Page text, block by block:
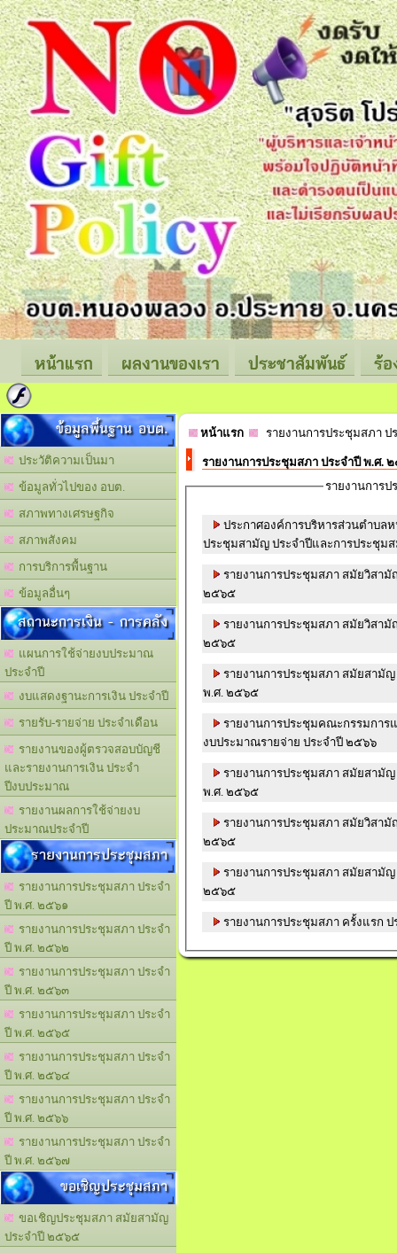
หน้าแรก ผลงานของเรา ประชาสัมพันธ์ ร้
ข้อมูลพื้นฐาน อบต.
ประวัติความเป็นมา
ข้อมูลทั่วไปของ อบต.
สภาพทางเศรษฐกิจ
สภาพสังคม
การบริการพื้นฐาน
ข้อมูลอื่นๆ
สถานะการเงิน - การคลัง
แผนการใช้จ่ายงบประมาณ
ประจำปี
งบแสดงฐานะการเงิน ประจำปี
รายรับ-รายจ่าย ประจำเดือน
รายงานของผู้ตรวจสอบบัญชี
และรายงานการเงิน ประจำ
ปีงบประมาณ
รายงานผลการใช้จ่ายงบ
ประมาณประจำปี
รายงานการประชุมสภา
รายงานการประชุมสภา ประจำ
ปี พ.ศ. ๒๕๖๑
รายงานการประชุมสภา ประจำ
ปี พ.ศ. ๒๕๖๒
รายงานการประชุมสภา ประจำ
ปี พ.ศ. ๒๕๖๓
รายงานการประชุมสภา ประจำ
ปี พ.ศ. ๒๕๖๕
รายงานการประชุมสภา ประจำ
ปี พ.ศ. ๒๕๖๔
รายงานการประชุมสภา ประจำ
ปี พ.ศ. ๒๕๖๖
รายงานการประชุมสภา ประจำ
ปี พ.ศ. ๒๕๖๗
ขอเชิญประชุมสภา
ขอเชิญประชุมสภา สมัยสามัญ
ประจำปี ๒๕๖๕
หน้าแรก รายงานการประชุมสภา
รายงานการประชุมสภา ประจำปี พ.ศ.
รายงานการ
ประกาศองค์การบริหารส่วนตำบล
ประชุมสามัญ ประจำปีและการประชุม
รายงานการประชุมสภา สมัยวิสา
๒๕๖๕
รายงานการประชุมสภา สมัยวิสา
๒๕๖๕
รายงานการประชุมสภา สมัยสามัญ สมัยที่ ๓ ครั้งที่
พ.ศ. ๒๕๖๕
รายงานการประชุมคณะกรรมการแปรญัตติ เรื่อง
งบประมาณรายจ่าย ประจำปี ๒๕๖๖
รายงานการประชุมสภา สมัยสามั
พ.ศ. ๒๕๖๕
รายงานการประชุมสภา สมัยวิสามั
๒๕๖๕
รายงานการประชุมสภา สมัยสามัญ
๒๕๖๕
รายงานการประชุมสภา ครั้งแรก